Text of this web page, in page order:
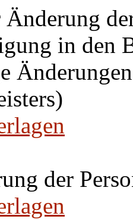
Änderung
in den
der